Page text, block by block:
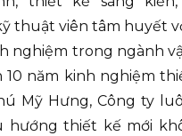
thuật viên tâm huyết
nghiệm trong ngành
10 năm kinh nghiệm
Mỹ Hưng, Công ty
hướng thiết kế mới